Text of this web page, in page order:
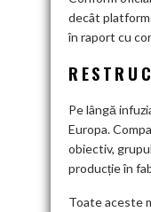
decât
în raport cu
Pe lângă
Europa.
obiectiv,
producție în
Toate aceste